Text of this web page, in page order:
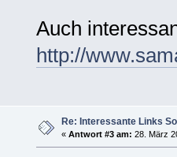
Auch
http://
Re: Interessante Links
« Antwort #3 am: 28. März